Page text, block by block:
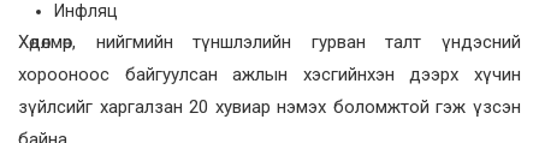
Инфляц
Хөдөлмөр, нийгмийн түншлэлийн гурван талт үндэсний
хорооноос байгуулсан ажлын хэсгийнхэн дээрх хүчин
зүйлсийг харгалзан 20 хувиар нэмэх боломжтой гэж үзсэн